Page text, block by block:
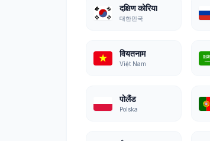
दक्षिण कोरिया
대한민국
वियतनाम
Việt Nam
पोलैंड
Polska